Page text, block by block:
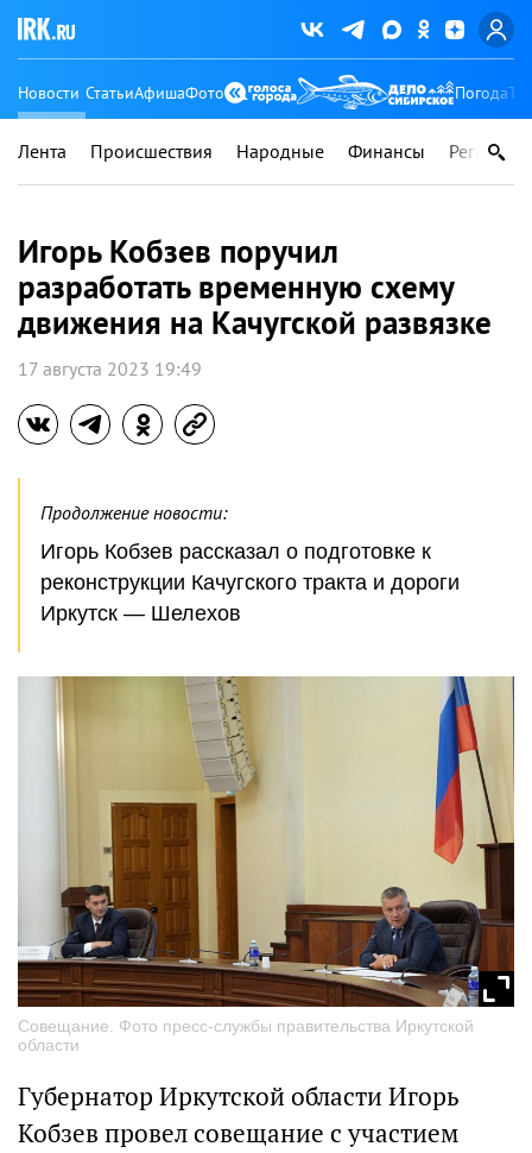
Новости СтатьиАфишаФото Погода
Лента Происшествия Народные Финансы Регионы
Игорь Кобзев поручил
разработать временную схему
движения на Качугской развязке
17 августа 2023 19:49
Продолжение новости:
Игорь Кобзев рассказал о подготовке к
реконструкции Качугского тракта и дороги
Иркутск — Шелехов
Совещание. Фото пресс-службы правительства Иркутской
области
Губернатор Иркутской области Игорь
Кобзев провел совещание с участием